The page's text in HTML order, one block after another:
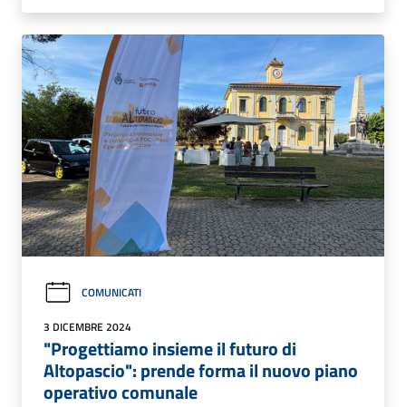
COMUNICATI
3 DICEMBRE 2024
"Progettiamo insieme il futuro di
Altopascio": prende forma il nuovo piano
operativo comunale